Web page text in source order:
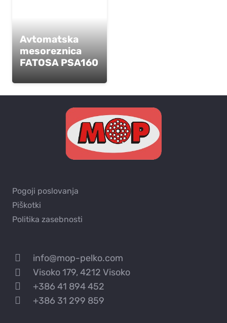
Avtomatska
mesoreznica
FATOSA PSA160
Pogoji poslovanja
Piškotki
Politika zasebnosti
info@mop-pelko.com
Visoko 179, 4212 Visoko
+386 41 894 452
+386 31 299 859